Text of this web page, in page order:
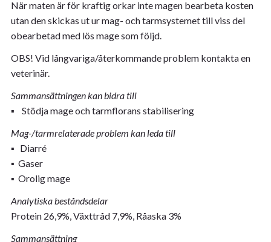
När maten är för kraftig orkar inte magen bearbeta kosten
utan den skickas ut ur mag- och tarmsystemet till viss del
obearbetad med lös mage som följd.
OBS! Vid långvariga/återkommande problem kontakta en
veterinär.
Sammansättningen kan bidra till
▪ Stödja mage och tarmflorans stabilisering
Mag-/tarmrelaterade problem kan leda till
▪ Diarré
▪ Gaser
▪ Orolig mage
Analytiska beståndsdelar
Protein 26,9%, Växttråd 7,9%, Råaska 3%
Sammansättning